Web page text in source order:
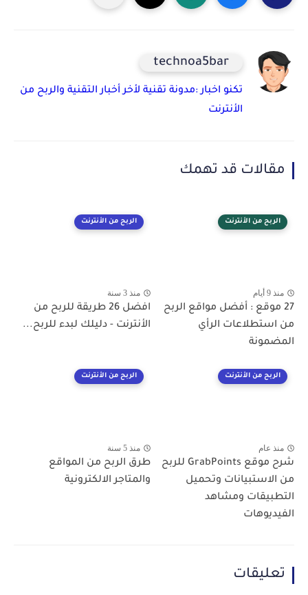
technoa5bar
تكنو اخبار :مدونة تقنية لأخر أخبار التقنية والربح من
الأنترنت
مقالات قد تهمك
الربح من الأنترنت
منذ 9 أيام
27 موقع : أفضل مواقع الربح
من استطلاعات الرأي
المضمونة
الربح من الأنترنت
منذ 3 سنة
افضل 26 طريقة للربح من
الأنترنت - دليلك لبدء للربح...
الربح من الأنترنت
منذ عام
شرح موقع GrabPoints للربح
من الاستبيانات وتحميل
التطبيقات ومشاهد
الفيديوهات
الربح من الأنترنت
منذ 5 سنة
طرق الربح من المواقع
والمتاجر الالكترونية
تعليقات